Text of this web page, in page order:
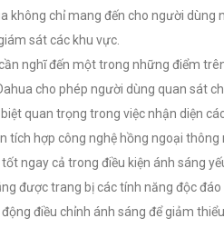
không chỉ mang đến cho người
sát các khu vực.
nghĩ đến một trong những điểm
cho phép người dùng quan sát
quan trọng trong việc nhận diện
tích hợp công nghệ hồng ngoại
ngay cả trong điều kiện ánh sáng
được trang bị các tính năng độc
điều chỉnh ánh sáng để giảm